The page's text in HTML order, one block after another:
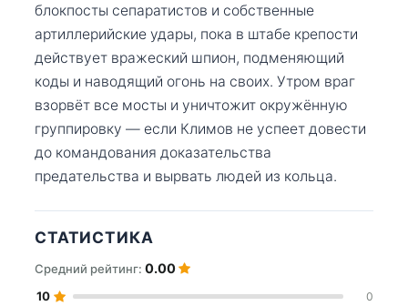
блокпосты сепаратистов и собственные
артиллерийские удары, пока в штабе крепости
действует вражеский шпион, подменяющий
коды и наводящий огонь на своих. Утром враг
взорвёт все мосты и уничтожит окружённую
группировку — если Климов не успеет довести
до командования доказательства
предательства и вырвать людей из кольца.
СТАТИСТИКА
Средний рейтинг: 0.00
10 0